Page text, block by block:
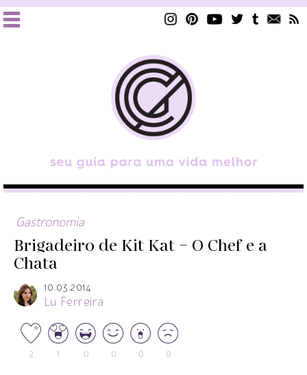
Gastronomia
Brigadeiro de Kit Kat – O Chef e a
Chata
10.03.2014
Lu Ferreira
2 1 0 0 0 0